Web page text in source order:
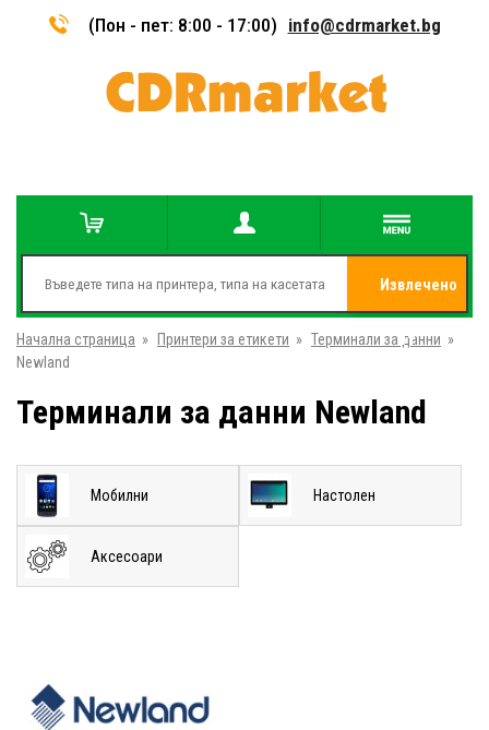
(Пон - пет: 8:00 - 17:00) info@cdrmarket.bg
Извлечено
от
Начална страница » Принтери за етикети » Терминали за данни »
Newland
Терминали за данни Newland
Мобилни Настолен
Аксесоари